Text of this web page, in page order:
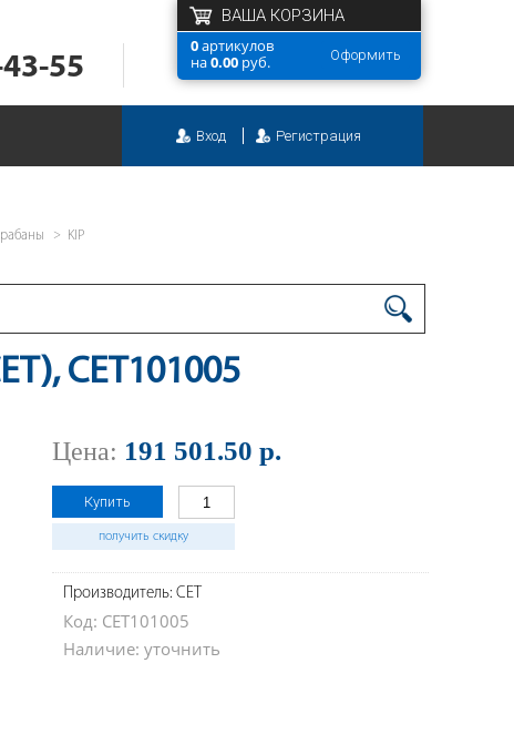
55 Оформить
ВАША КОРЗИНА
0артикулов
на0.00 руб.
Вход Регистрация
KIP
CET101005
Цена: 191 501.50 р.
Купить
получить скидку
Производитель: CET
Код: CET101005
Наличие: уточнить